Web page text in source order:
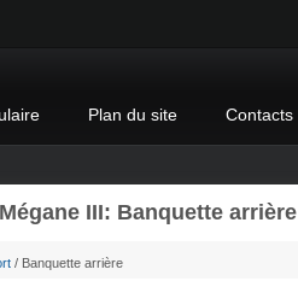
Plan du site Contacts
III: Banquette arrière
/ Banquette arrière